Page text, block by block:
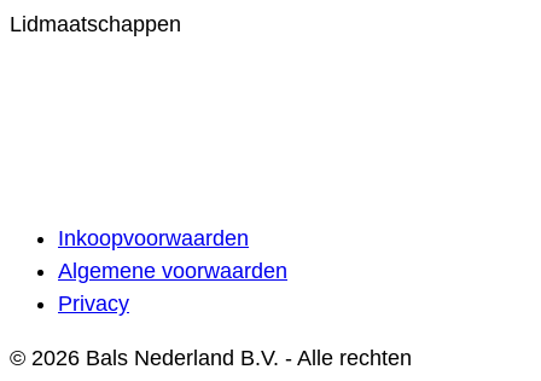
Lidmaatschappen
Inkoopvoorwaarden
Algemene voorwaarden
Privacy
© 2026 Bals Nederland B.V. - Alle rechten